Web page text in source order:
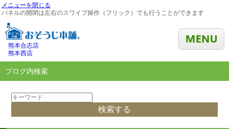
メニューを閉じる
パネルの開閉は左右のスワイプ操作（フリック）でも行うことができます
熊本合志店
熊本西店
ブログ内検索